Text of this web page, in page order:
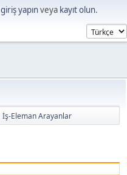
giriş yapınveya kayıt olun.
İş-Eleman Arayanlar